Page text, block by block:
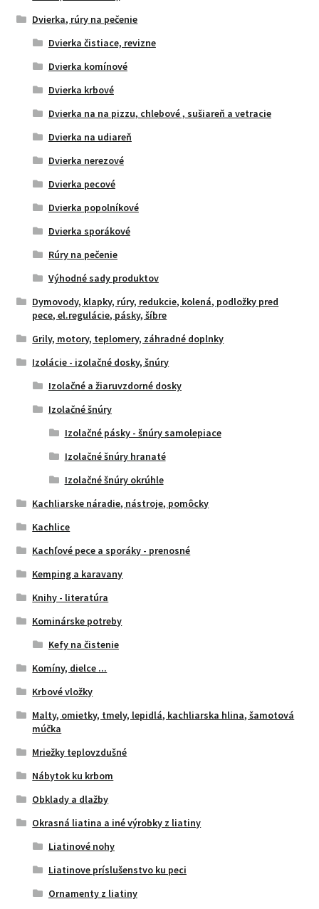
Dvierka, rúry na pečenie
Dvierka čistiace, revizne
Dvierka komínové
Dvierka krbové
Dvierka na na pizzu, chlebové , sušiareň a vetracie
Dvierka na udiareň
Dvierka nerezové
Dvierka pecové
Dvierka popolníkové
Dvierka sporákové
Rúry na pečenie
Výhodné sady produktov
Dymovody, klapky, rúry, redukcie, kolená, podložky pred
pece, el.regulácie, pásky, šíbre
Grily, motory, teplomery, záhradné doplnky
Izolácie - izolačné dosky, šnúry
Izolačné a žiaruvzdorné dosky
Izolačné šnúry
Izolačné pásky - šnúry samolepiace
Izolačné šnúry hranaté
Izolačné šnúry okrúhle
Kachliarske náradie, nástroje, pomôcky
Kachlice
Kachľové pece a sporáky - prenosné
Kemping a karavany
Knihy - literatúra
Kominárske potreby
Kefy na čistenie
Komíny, dielce ...
Krbové vložky
Malty, omietky, tmely, lepidlá, kachliarska hlina, šamotová
múčka
Mriežky teplovzdušné
Nábytok ku krbom
Obklady a dlažby
Okrasná liatina a iné výrobky z liatiny
Liatinové nohy
Liatinove príslušenstvo ku peci
Ornamenty z liatiny